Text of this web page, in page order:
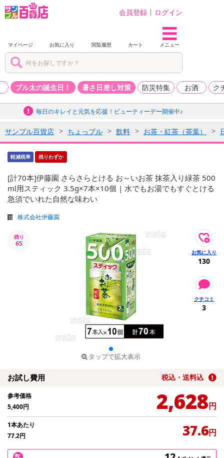
会員登録 ログイン
マイページ お気に入り 閲覧履歴 カート メニュー
プル太の誕生日！ 暑さ日差し対策 防災特集 お酒 ク
毎日のキレイと元気を応援！ビューティーデー開催中♪
サンプル百貨店 ちょっプル 飲料 お茶・紅茶（茶葉）
軽減税率 残りわずか
[計70本]伊藤園 さらさらとける お～いお茶 抹茶入り緑茶 500
ml用スティック 3.5g×7本×10個 | 水でもお湯でもすぐとける
急須でいれた自然な味わい
株式会社伊藤園
残り
65
タップで拡大表示
130
3
お試し費用 税込・送料込
参考価格
5,400円 2,628円
1本あたり
77.2円 37.6円